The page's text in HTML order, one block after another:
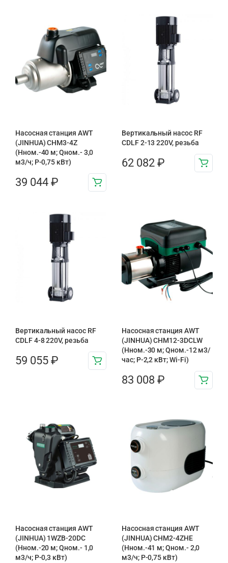
Насосная станция AWT
(JINHUA) CHM3-4Z
(Hном.-40 м; Qном.- 3,0
м3/ч; P-0,75 кВт)
39 044 ₽
Вертикальный насос RF
CDLF 2-13 220V, резьба
62 082 ₽
Вертикальный насос RF
CDLF 4-8 220V, резьба
59 055 ₽
Насосная станция AWT
(JINHUA) CHM12-3DCLW
(Нном.-30 м; Qном.-12 м3/
час; Р-2,2 кВт; Wi-Fi)
83 008 ₽
Насосная станция AWT
(JINHUA) 1WZB-20DC
(Hном.-20 м; Qном.- 1,0
м3/ч; P-0,3 кВт)
Насосная станция AWT
(JINHUA) CHM2-4ZHE
(Hном.-41 м; Qном.- 2,0
м3/ч; P-0,75 кВт)